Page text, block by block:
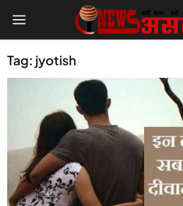
Tag: jyotish